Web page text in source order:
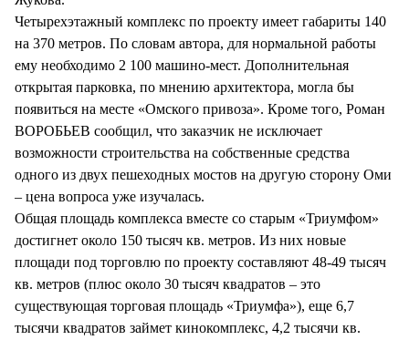
Четырехэтажный комплекс по проекту имеет габариты 140
на 370 метров. По словам автора, для нормальной работы
ему необходимо 2 100 машино-мест. Дополнительная
открытая парковка, по мнению архитектора, могла бы
появиться на месте «Омского привоза». Кроме того, Роман
ВОРОБЬЕВ сообщил, что заказчик не исключает
возможности строительства на собственные средства
одного из двух пешеходных мостов на другую сторону Оми
– цена вопроса уже изучалась.
Общая площадь комплекса вместе со старым «Триумфом»
достигнет около 150 тысяч кв. метров. Из них новые
площади под торговлю по проекту составляют 48-49 тысяч
кв. метров (плюс около 30 тысяч квадратов – это
существующая торговая площадь «Триумфа»), еще 6,7
тысячи квадратов займет кинокомплекс, 4,2 тысячи кв.